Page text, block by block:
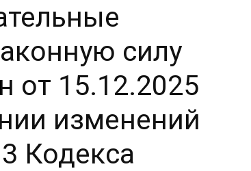
силу
от 15.12.2025
изменений
Кодекса